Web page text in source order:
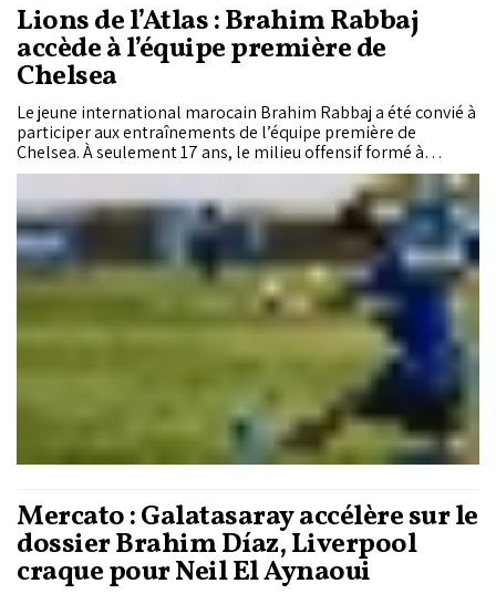
Lions de l’Atlas : Brahim Rabbaj
accède à l’équipe première de
Chelsea
Le jeune international marocain Brahim Rabbaj a été convié à
participer aux entraînements de l’équipe première de
Chelsea. À seulement 17 ans, le milieu offensif formé à
l’académie des Blues franchit une nouvelle étape dans sa
progression, avec une première immersion au sein du groupe
professionnel dirigé par Xabi Alonso.
Mercato : Galatasaray accélère sur le
dossier Brahim Díaz, Liverpool
craque pour Neil El Aynaoui